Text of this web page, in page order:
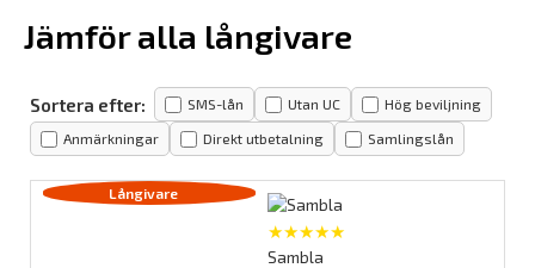
Jämför alla långivare
Sortera efter: SMS-lån Utan UC Hög beviljning
Anmärkningar Direkt utbetalning Samlingslån
★★★★★
Sambla